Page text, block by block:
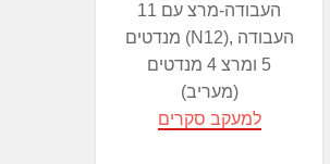
העבודה-מרצ עם 11
מנדטים (N12), העבודה
5 ומרצ 4 מנדטים
(מעריב)
למעקב סקרים